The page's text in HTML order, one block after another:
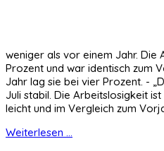
weniger als vor einem Jahr. Die
Prozent und war identisch zum
Jahr lag sie bei vier Prozent. -
Juli stabil. Die Arbeitslosigkeit
leicht und im Vergleich zum
Weiterlesen ...